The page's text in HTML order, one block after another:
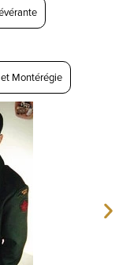
Montérégie